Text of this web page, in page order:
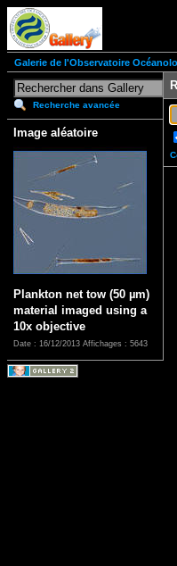
Galerie de l'Observatoire
Recherche avancée
Image aléatoire
Plankton net tow (50 µm)
material imaged using a
10x objective
Date : 16/12/2013 Affichages : 5643